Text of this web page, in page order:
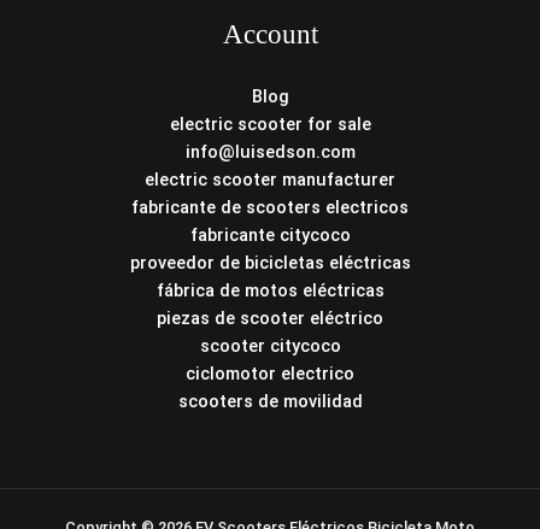
Account
Blog
electric scooter for sale
info@luisedson.com
electric scooter manufacturer
fabricante de scooters electricos
fabricante citycoco
proveedor de bicicletas eléctricas
fábrica de motos eléctricas
piezas de scooter eléctrico
scooter citycoco
ciclomotor electrico
scooters de movilidad